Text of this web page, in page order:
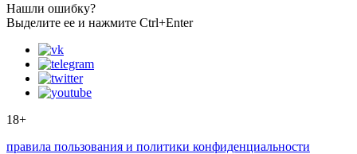
Нашли ошибку?
Выделите ее и нажмите Ctrl+Enter
18+
правила пользования и политики конфиденциальности